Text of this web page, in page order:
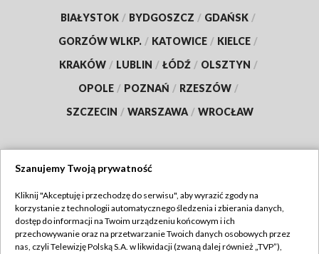
BIAŁYSTOK / BYDGOSZCZ / GDAŃSK /
GORZÓW WLKP. / KATOWICE / KIELCE /
KRAKÓW / LUBLIN / ŁÓDŹ / OLSZTYN /
OPOLE / POZNAŃ / RZESZÓW /
SZCZECIN / WARSZAWA / WROCŁAW
TVP
Abonament TVP
Regulamin TVP
Szanujemy Twoją prywatność
Kliknij "Akceptuję i przechodzę do serwisu", aby wyrazić zgody na
korzystanie z technologii automatycznego śledzenia i zbierania danych,
dostęp do informacji na Twoim urządzeniu końcowym i ich
przechowywanie oraz na przetwarzanie Twoich danych osobowych przez
nas, czyli Telewizję Polską S.A. w likwidacji (zwaną dalej również „TVP”),